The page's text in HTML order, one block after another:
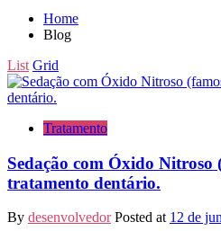
Home
Blog
List Grid
Tratamento
Sedação com Óxido Nitroso
tratamento dentário.
By desenvolvedor Posted at 12 de